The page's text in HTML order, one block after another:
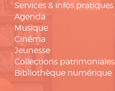
Services & infos pratiques
Agenda
Musique
Cinéma
Jeunesse
Collections patrimoniales
Bibliothèque numérique